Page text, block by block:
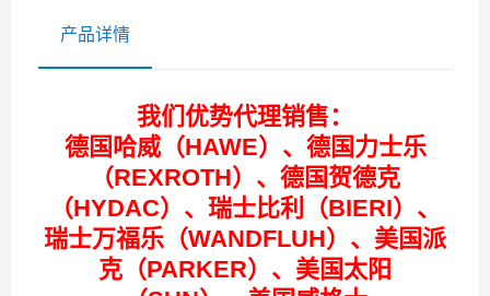
产品详情
我们优势代理销售：
德国哈威（HAWE）、德国力士乐
（REXROTH）、德国贺德克
（HYDAC）、瑞士比利（BIERI）、
瑞士万福乐（WANDFLUH）、美国派
克（PARKER）、美国太阳